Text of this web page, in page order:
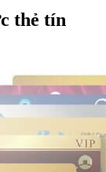
thẻ tín